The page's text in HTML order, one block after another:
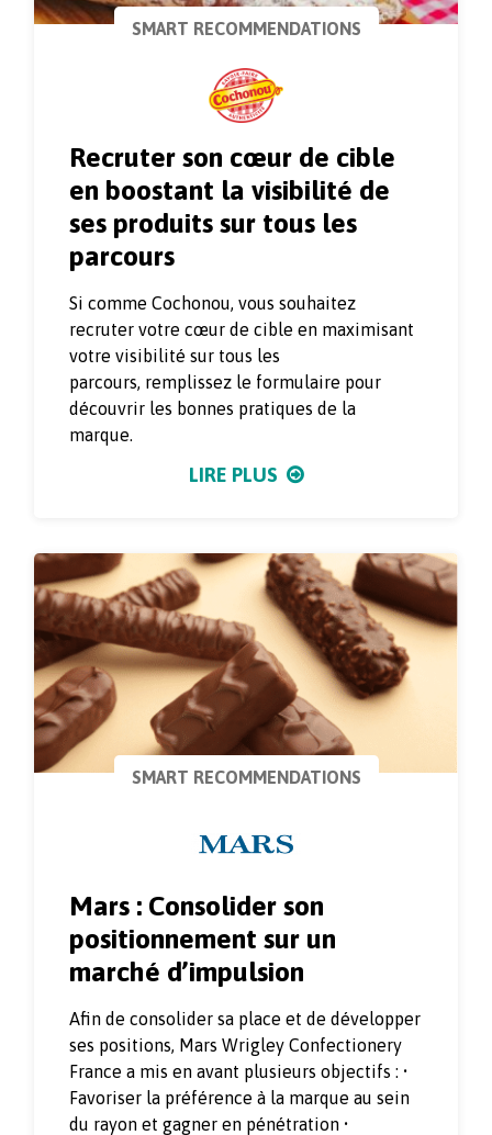
SMART RECOMMENDATIONS
Recruter son cœur de cible
en boostant la visibilité de
ses produits sur tous les
parcours
Si comme Cochonou, vous souhaitez
recruter votre cœur de cible en maximisant
votre visibilité sur tous les
parcours, remplissez le formulaire pour
découvrir les bonnes pratiques de la
marque.
LIRE PLUS
SMART RECOMMENDATIONS
Mars : Consolider son
positionnement sur un
marché d’impulsion
Afin de consolider sa place et de développer
ses positions, Mars Wrigley Confectionery
France a mis en avant plusieurs objectifs : •
Favoriser la préférence à la marque au sein
du rayon et gagner en pénétration •